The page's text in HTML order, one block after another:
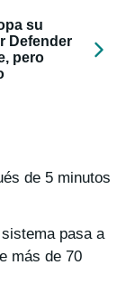
su
Defender
pero
de 5 minutos
pasa a
más de 70